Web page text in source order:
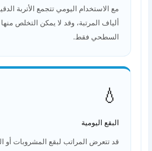
مع الاستخدام اليومي تتجمع الأتربة
ألياف المرتبة، وقد لا يمكن التخلص
السطحي فقط.
💧
البقع اليومية
قد تتعرض المراتب لبقع المشروبات أو